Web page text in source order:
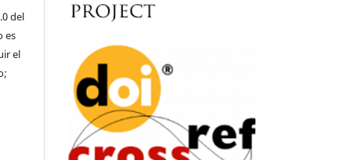
del
es
el